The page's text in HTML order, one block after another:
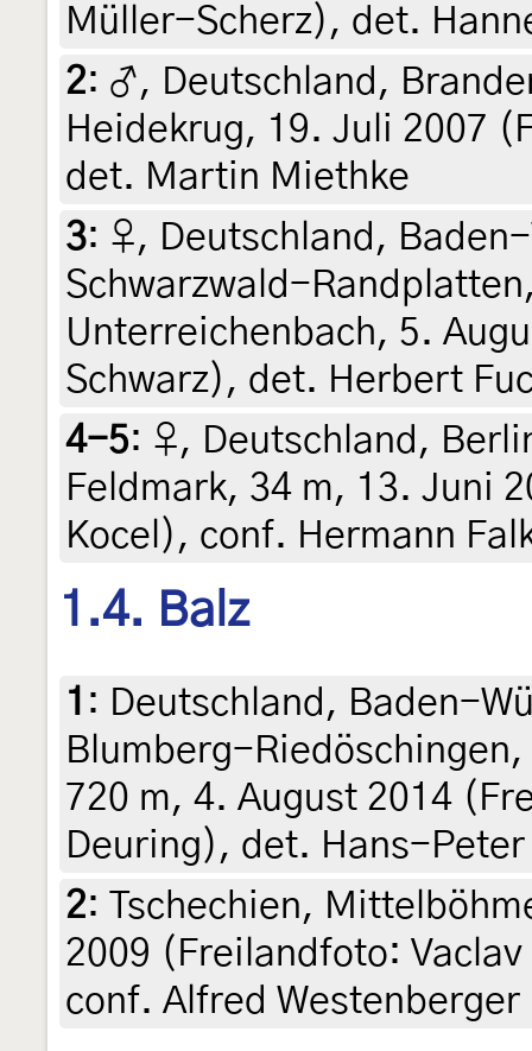
Müller-Scherz), det.
2: ♂, Deutschland,
Heidekrug, 19. Juli 2007
det. Martin Miethke
3: ♀, Deutschland,
Schwarzwald-
Unterreichenbach, 5.
Schwarz), det. Herbert
4-5: ♀, Deutschland,
Feldmark, 34 m, 13. Juni
Kocel), conf. Hermann
1.4. Balz
1 : Deutschland, Baden-
Blumberg-
720 m, 4. August 2014
Deuring), det. Hans-Peter
2: Tschechien,
2009 (Freilandfoto:
conf. Alfred Westenberger